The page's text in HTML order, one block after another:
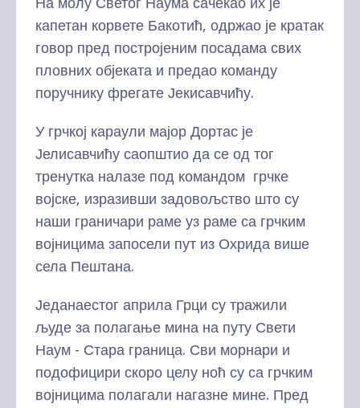
капетан корвете Бакотић, одржао је кратак
говор пред постројеним посадама свих
пловних објеката и предао команду
поручнику фрегате Јекисавчићу.
У грчкој караули мајор Дортас је
Јелисавчићу саопштио да се од тог
тренутка налазе под командом грчке
војске, изразивши задовољство што су
наши граничари раме уз раме са грчким
војницима запосели пут из Охрида више
села Пештана.
Једанаестог априла Грци су тражили
људе за полагање мина на путу Свети
Наум - Стара граница. Сви морнари и
подофицири скоро целу ноћ су са грчким
војницима полагали нагазне мине. Пред